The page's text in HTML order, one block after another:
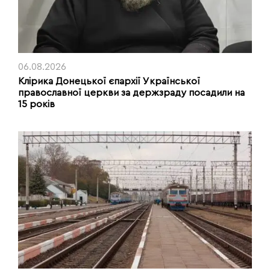
06.08.2026
Клірика Донецької єпархії Української
православної церкви за держзраду посадили на
15 років